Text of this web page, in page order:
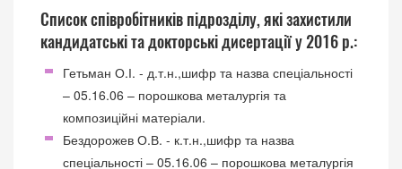
Cписок співробітників підрозділу, які захистили
кандидатські та докторські дисертації у 2016 р.:
Гетьман О.І. - д.т.н.,шифр та назва спеціальності
– 05.16.06 – порошкова металургія та
композиційні матеріали.
Бездорожев О.В. - к.т.н.,шифр та назва
спеціальності – 05.16.06 – порошкова металургія